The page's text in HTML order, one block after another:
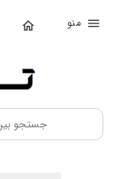
بستن
محصولات
تهیه
اشتراک